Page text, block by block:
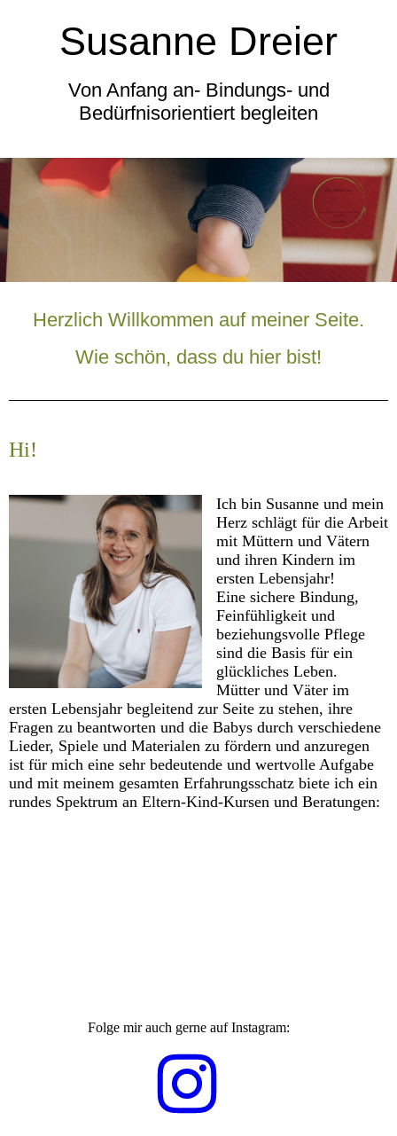
Susanne Dreier
Von Anfang an- Bindungs- und
Bedürfnisorientiert begleiten
Herzlich Willkommen auf meiner Seite.
Wie schön, dass du hier bist!
Hi!
Ich bin Susanne und mein
Herz schlägt für die Arbeit
mit Müttern und Vätern
und ihren Kindern im
ersten Lebensjahr!
Eine sichere Bindung,
Feinfühligkeit und
beziehungsvolle Pflege
sind die Basis für ein
glückliches Leben.
Mütter und Väter im
ersten Lebensjahr begleitend zur Seite zu stehen, ihre
Fragen zu beantworten und die Babys durch verschiedene
Lieder, Spiele und Materialen zu fördern und anzuregen
ist für mich eine sehr bedeutende und wertvolle Aufgabe
und mit meinem gesamten Erfahrungsschatz biete ich ein
rundes Spektrum an Eltern-Kind-Kursen und Beratungen:
Folge mir auch gerne auf Instagram: